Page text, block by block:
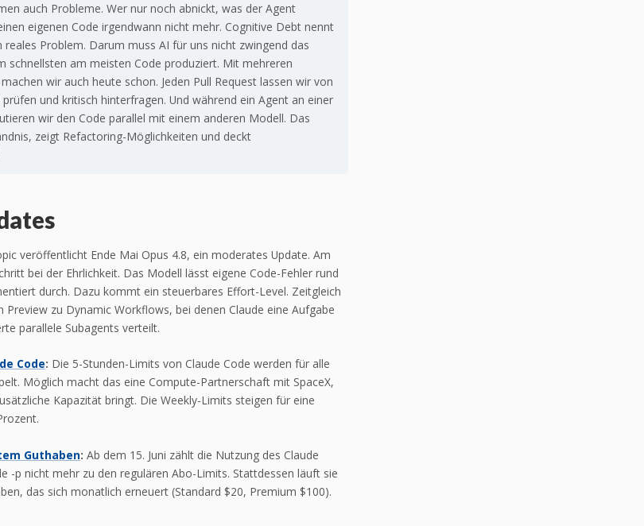
auch Probleme. Wer nur noch abnickt, was der Agent
eigenen Code irgendwann nicht mehr. Cognitive Debt nennt
reales Problem. Darum muss AI für uns nicht zwingend das
schnellsten am meisten Code produziert. Mit mehreren
wir auch heute schon. Jeden Pull Request lassen wir von
und kritisch hinterfragen. Und während ein Agent an einer
wir den Code parallel mit einem anderen Modell. Das
zeigt Refactoring-Möglichkeiten und deckt
veröffentlicht Ende Mai Opus 4.8, ein moderates Update. Am
bei der Ehrlichkeit. Das Modell lässt eigene Code-Fehler rund
durch. Dazu kommt ein steuerbares Effort-Level. Zeitgleich
Preview zu Dynamic Workflows, bei denen Claude eine Aufgabe
parallele Subagents verteilt.
Code: Die 5-Stunden-Limits von Claude Code werden für alle
Möglich macht das eine Compute-Partnerschaft mit SpaceX,
Kapazität bringt. Die Weekly-Limits steigen für eine
Guthaben: Ab dem 15. Juni zählt die Nutzung des Claude
-p nicht mehr zu den regulären Abo-Limits. Stattdessen läuft sie
das sich monatlich erneuert (Standard $20, Premium $100).